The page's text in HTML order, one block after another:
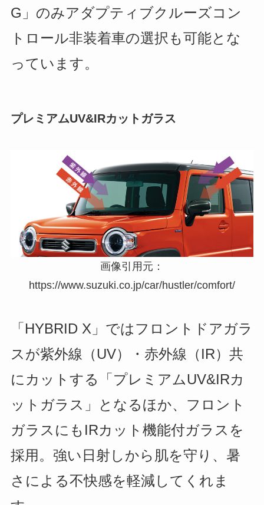
G」のみアダプティブクルーズコン
トロール非装着車の選択も可能とな
っています。
プレミアムUV&IRカットガラス
画像引用元：
https://www.suzuki.co.jp/car/hustler/comfort/
「HYBRID X」ではフロントドアガラ
スが紫外線（UV）・赤外線（IR）共
にカットする「プレミアムUV&IRカ
ットガラス」となるほか、フロント
ガラスにもIRカット機能付ガラスを
採用。強い日射しから肌を守り、暑
さによる不快感を軽減してくれま